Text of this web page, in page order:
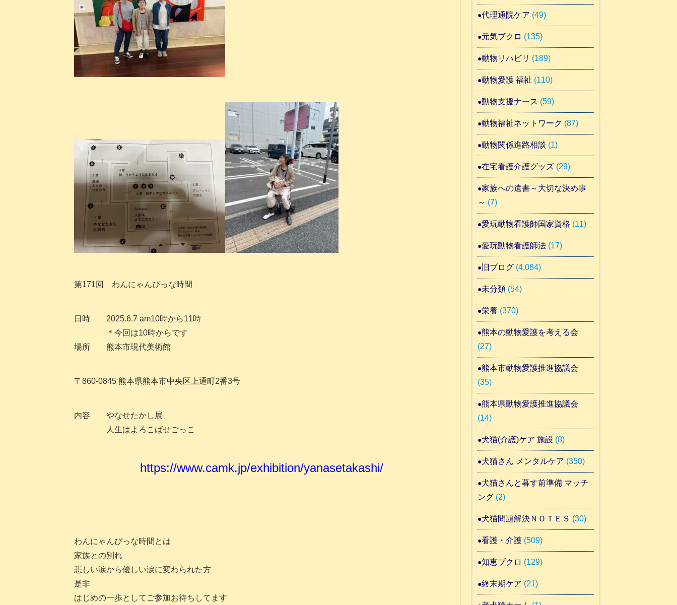
第171回 わんにゃんぴっな時間
日時 2025.6.7 am10時から11時
＊今回は10時からです
場所 熊本市現代美術館
〒860-0845 熊本県熊本市中央区上通町2番3号
内容 やなせたかし展
人生はよろこばせごっこ
https://www.camk.jp/exhibition/yanasetakashi/
わんにゃんぴっな時間とは
家族との別れ
悲しい涙から優しい涙に変わられた方
是非
はじめの一歩としてご参加お待ちしてます
代理通院ケア (49)
元気ブクロ (135)
動物リハビリ (189)
動物愛護 福祉 (110)
動物支援ナース (59)
動物福祉ネットワーク (87)
動物関係進路相談 (1)
在宅看護介護グッズ(29)
家族への遺書～大切な決め事
～ (7)
愛玩動物看護師国家資格 (11)
愛玩動物看護師法(17)
旧ブログ(4,084)
未分類(54)
栄養 (370)
熊本の動物愛護を考える会
(27)
熊本市動物愛護推進協議会
(35)
熊本県動物愛護推進協議会
(14)
犬猫(介護)ケア 施設 (8)
犬猫さん メンタルケア (350)
犬猫さんと暮す前準備 マッチ
ング(2)
犬猫問題解決ＮＯＴＥＳ (30)
看護・介護(509)
知恵ブクロ (129)
終末期ケア (21)